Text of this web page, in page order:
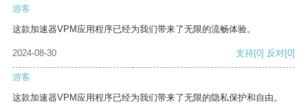
游客
这款加速器VPM应用程序已经为我们带来了无限的流畅体验。
2024-08-30 支持[0] 反对[0]
游客
这款加速器VPM应用程序已经为我们带来了无限的隐私保护和自由。